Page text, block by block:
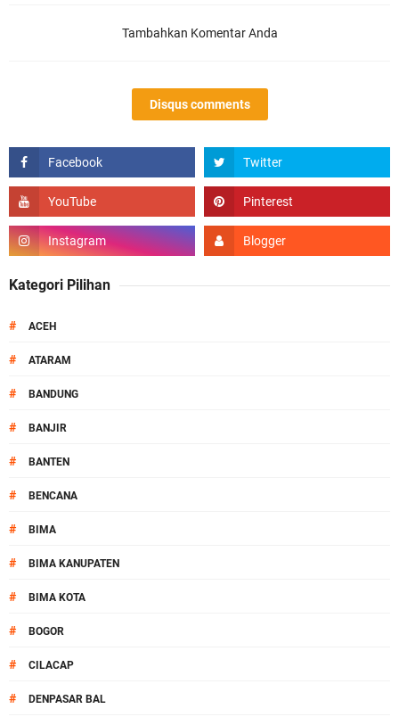
Tambahkan Komentar Anda
Disqus comments
Kategori Pilihan
# ACEH
# ATARAM
# BANDUNG
# BANJIR
# BANTEN
# BENCANA
# BIMA
# BIMA KANUPATEN
# BIMA KOTA
# BOGOR
# CILACAP
# DENPASAR BAL